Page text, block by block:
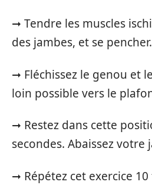
➞ Tendre les muscles
des jambes, et se pencher.
➞ Fléchissez le genou et
loin possible vers le
➞ Restez dans cette
secondes. Abaissez votre
➞ Répétez cet exercice 10